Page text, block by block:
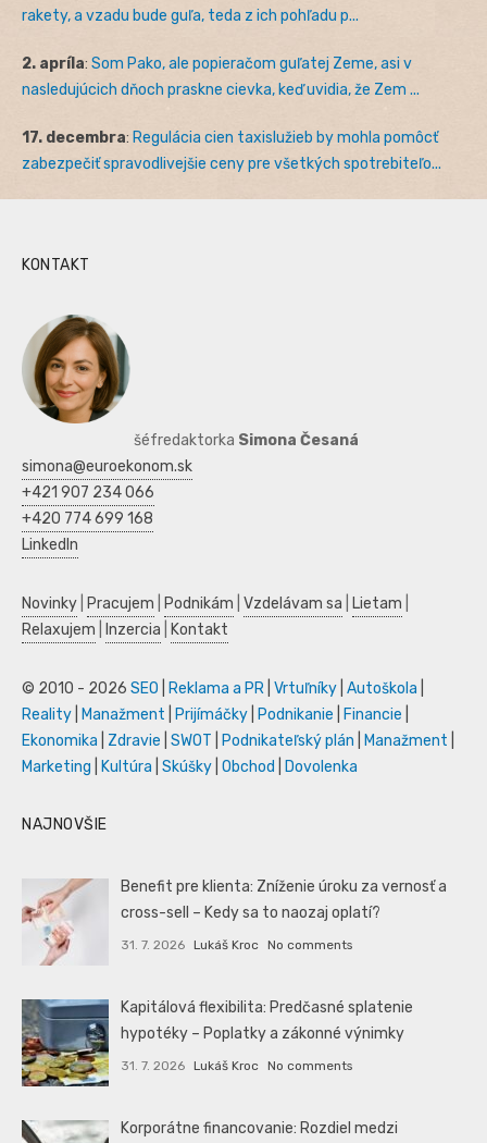
rakety, a vzadu bude guľa, teda z ich pohľadu p...
2. apríla: Som Pako, ale popieračom guľatej Zeme, asi v
nasledujúcich dňoch praskne cievka, keď uvidia, že Zem ...
17. decembra: Regulácia cien taxislužieb by mohla pomôcť
zabezpečiť spravodlivejšie ceny pre všetkých spotrebiteľo...
KONTAKT
šéfredaktorka Simona Česaná
simona@euroekonom.sk
+421 907 234 066
+420 774 699 168
LinkedIn
Novinky Pracujem Podnikám Vzdelávam sa Lietam
Relaxujem
Inzercia Kontakt
© 2010 - 2026 SEO Reklama a PR Vrtuľníky Autoškola
Reality
Manažment Prijímáčky Podnikanie Financie
Ekonomika
Zdravie SWOT Podnikateľský plán Manažment
Marketing
Kultúra Skúšky Obchod Dovolenka
NAJNOVŠIE
Benefit pre klienta: Zníženie úroku za vernosť a
cross-sell – Kedy sa to naozaj oplatí?
31. 7. 2026 Lukáš Kroc No comments
Kapitálová flexibilita: Predčasné splatenie
hypotéky – Poplatky a zákonné výnimky
31. 7. 2026 Lukáš Kroc No comments
Korporátne financovanie: Rozdiel medzi